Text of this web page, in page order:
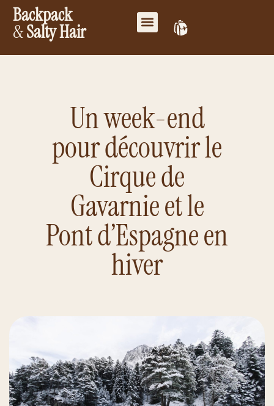
Backpack
&Salty Hair
Un week-end
pour découvrir le
Cirque de
Gavarnie et le
Pont d’Espagne en
hiver